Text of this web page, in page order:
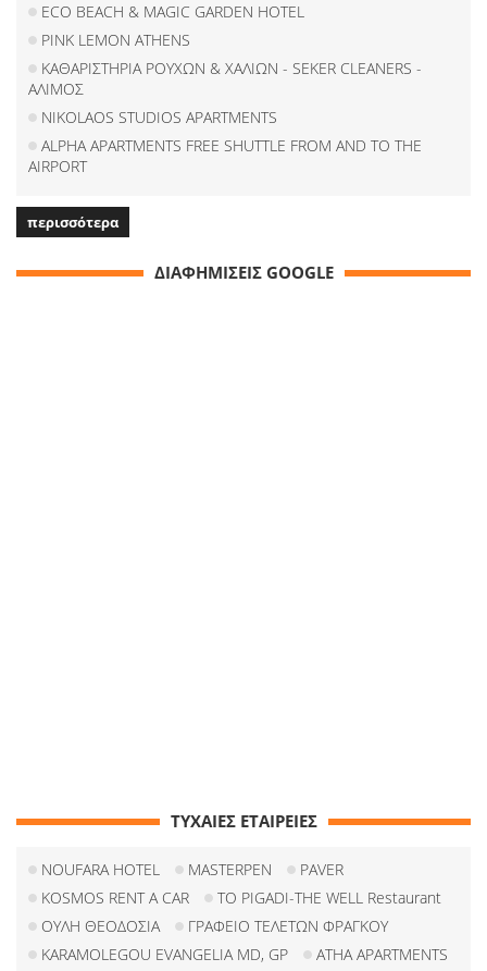
ECO BEACH & MAGIC GARDEN HOTEL
PINK LEMON ATHENS
ΚΑΘΑΡΙΣΤΗΡΙΑ ΡΟΥΧΩΝ & ΧΑΛΙΩΝ - SEKER CLEANERS -
ΑΛΙΜΟΣ
NIKOLAOS STUDIOS APARTMENTS
ALPHA APARTMENTS FREE SHUTTLE FROM AND TO THE
AIRPORT
περισσότερα
ΔΙΑΦΗΜΙΣΕΙΣ GOOGLE
ΤΥΧΑΙΕΣ ΕΤΑΙΡΕΙΕΣ
NOUFARA HOTEL MASTERPEN
PAVER
KOSMOS RENT A CAR
TO PIGADI-THE WELL Restaurant
ΟΥΛΗ ΘΕΟΔΟΣΙΑ
ΓΡΑΦΕΙΟ ΤΕΛΕΤΩΝ ΦΡΑΓΚΟΥ
KARAMOLEGOU EVANGELIA MD, GP
ATHA APARTMENTS